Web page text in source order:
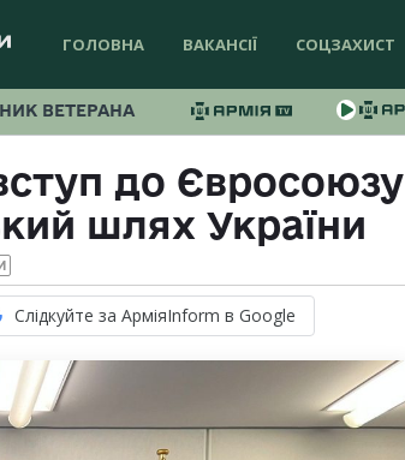
ГОЛОВНА ВАКАНСІЇ СОЦЗАХИСТ
ВЕТЕРАНА
до Євросоюзу
шлях України
Слідкуйте за АрміяInform в Google